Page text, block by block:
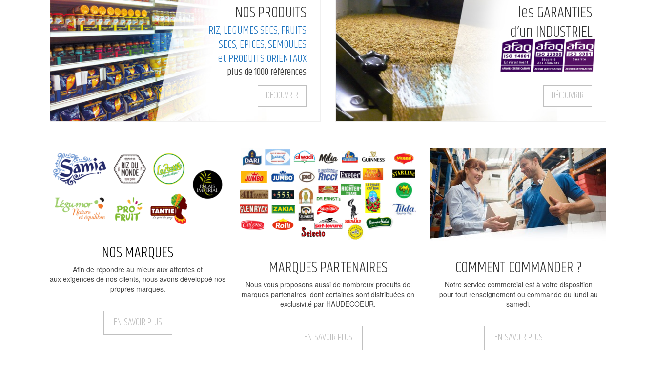
NOS PRODUITS
RIZ, LEGUMES SECS, FRUITS
SECS, EPICES, SEMOULES
et PRODUITS ORIENTAUX
plus de 1000 références
DÉCOUVRIR
les GARANTIES
d’un INDUSTRIEL
DÉCOUVRIR
NOS MARQUES
Afin de répondre au mieux aux attentes et
aux exigences de nos clients, nous avons développé nos
propres marques.
EN SAVOIR PLUS
MARQUES PARTENAIRES
Nous vous proposons aussi de nombreux produits de
marques partenaires, dont certaines sont distribuées en
exclusivité par HAUDECOEUR.
EN SAVOIR PLUS
COMMENT COMMANDER ?
Notre service commercial est à votre disposition
pour tout renseignement ou commande du lundi au
samedi.
EN SAVOIR PLUS